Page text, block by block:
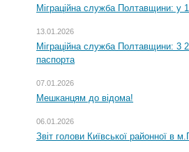
Міграційна служба Полтавщини: у
13.01.2026
Міграційна служба Полтавщини: 3
паспорта
07.01.2026
Мешканцям до відома!
06.01.2026
Звіт голови Київської районної в